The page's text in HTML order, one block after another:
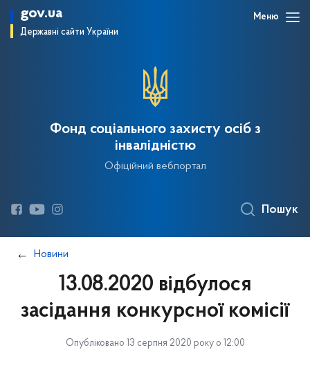
gov.ua
Державні сайти України
Меню
Фонд соціального захисту осіб з
інвалідністю
Офіційний вебпортал
Пошук
Новини
13.08.2020 відбулося
засідання конкурсної комісії
Опубліковано 13 серпня 2020 року о 12:00